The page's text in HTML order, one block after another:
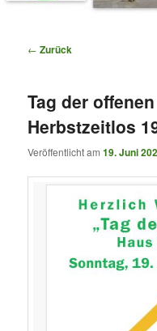
Beitragsnavigation
← Zurück
Tag der
Herbstzeitlos
Veröffentlicht am19. Juni